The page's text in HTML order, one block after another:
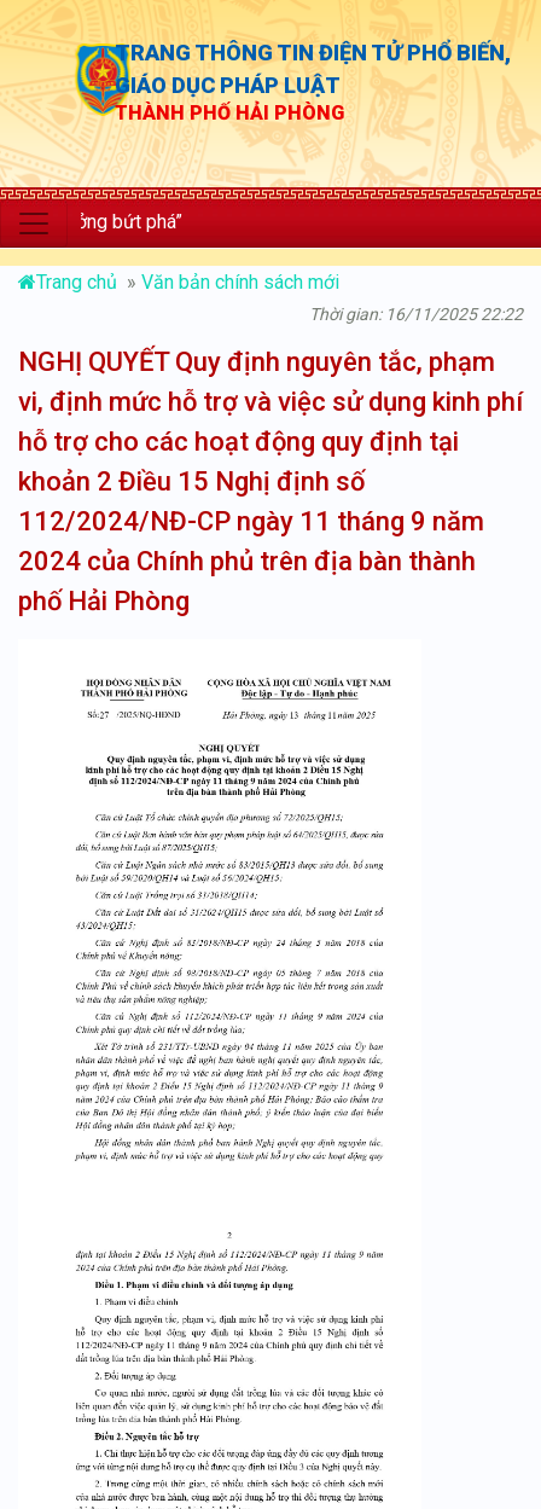
TRANG THÔNG TIN ĐIỆN TỬ PHỔ BIẾN,
GIÁO DỤC PHÁP LUẬT
THÀNH PHỐ HẢI PHÒNG
bứt phá”
Trang chủ » Văn bản chính sách mới
Thời gian: 16/11/2025 22:22
NGHỊ QUYẾT Quy định nguyên tắc, phạm
vi, định mức hỗ trợ và việc sử dụng kinh phí
hỗ trợ cho các hoạt động quy định tại
khoản 2 Điều 15 Nghị định số
112/2024/NĐ-CP ngày 11 tháng 9 năm
2024 của Chính phủ trên địa bàn thành
phố Hải Phòng